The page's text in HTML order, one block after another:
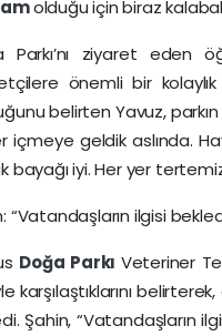
olduğu için biraz
Parkı’nı ziyaret eden
önemli bir kolaylık
belirten Yavuz,
içmeye geldik aslında.
bayağı iyi. Her yer
“Vatandaşların ilgisi
Doğa Parkı Veteriner
karşılaştıklarını
Şahin, “Vatandaşların